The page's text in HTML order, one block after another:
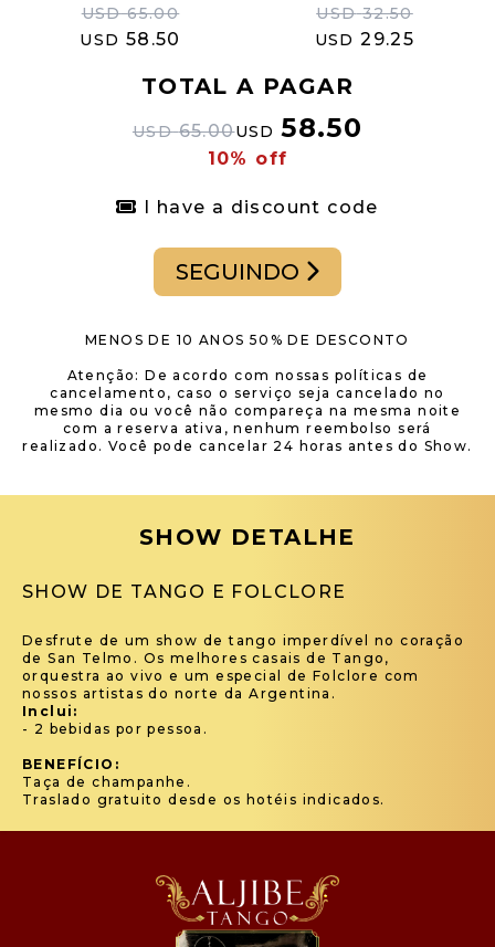
USD 65.00
USD 58.50
USD 32.50
USD 29.25
TOTAL A PAGAR
USD 65.00USD 58.50
10% off
I have a discount code
SEGUINDO
MENOS DE 10 ANOS 50% DE DESCONTO
Atenção: De acordo com nossas políticas de
cancelamento, caso o serviço seja cancelado no
mesmo dia ou você não compareça na mesma noite
com a reserva ativa, nenhum reembolso será
realizado. Você pode cancelar 24 horas antes do Show.
SHOW DETALHE
SHOW DE TANGO E FOLCLORE
Desfrute de um show de tango imperdível no coração
de San Telmo. Os melhores casais de Tango,
orquestra ao vivo e um especial de Folclore com
nossos artistas do norte da Argentina.
Inclui:
- 2 bebidas por pessoa.
BENEFÍCIO:
Taça de champanhe.
Traslado gratuito desde os hotéis indicados.